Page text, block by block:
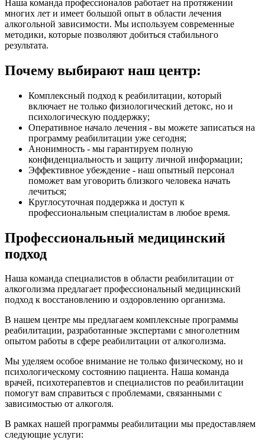
Наша команда профессионалов работает на протяжении
многих лет и имеет большой опыт в области лечения
алкогольной зависимости. Мы используем современные
методики, которые позволяют добиться стабильного
результата.
Почему выбирают наш центр:
Комплексный подход к реабилитации, который
включает не только физиологический детокс, но и
психологическую поддержку;
Оперативное начало лечения - вы можете записаться на
программу реабилитации уже сегодня;
Анонимность - мы гарантируем полную
конфиденциальность и защиту личной информации;
Эффективное убеждение - наш опытный персонал
поможет вам уговорить близкого человека начать
лечиться;
Круглосуточная поддержка и доступ к
профессиональным специалистам в любое время.
Профессиональный медицинский
подход
Наша команда специалистов в области реабилитации от
алкоголизма предлагает профессиональный медицинский
подход к восстановлению и оздоровлению организма.
В нашем центре мы предлагаем комплексные программы
реабилитации, разработанные экспертами с многолетним
опытом работы в сфере реабилитации от алкоголизма.
Мы уделяем особое внимание не только физическому, но и
психологическому состоянию пациента. Наша команда
врачей, психотерапевтов и специалистов по реабилитации
помогут вам справиться с проблемами, связанными с
зависимостью от алкоголя.
В рамках нашей программы реабилитации мы предоставляем
следующие услуги: